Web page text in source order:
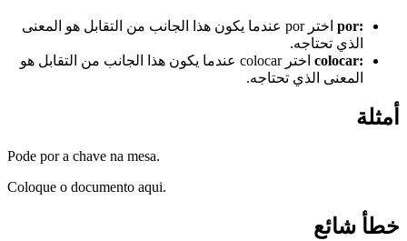
por:
اختر por عندما يكون هذا الجانب من التقابل هو المعنى
الذي تحتاجه.
colocar:
اختر colocar عندما يكون هذا الجانب من التقابل هو
المعنى الذي تحتاجه.
أمثلة
Pode por a chave na mesa.
Coloque o documento aqui.
خطأ شائع